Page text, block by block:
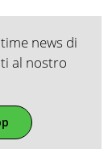
news di
al nostro